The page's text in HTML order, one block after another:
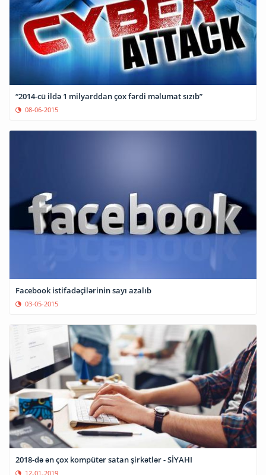
“2014-cü ildə 1 milyarddan çox fərdi məlumat sızıb”
08-06-2015
Facebook istifadəçilərinin sayı azalıb
03-05-2015
2018-də ən çox kompüter satan şirkətlər - SİYAHI
12-01-2019